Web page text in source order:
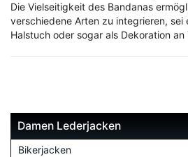
Die Vielseitigkeit des Bandanas
verschiedene Arten zu integrieren, sei
Halstuch oder sogar als Dekoration an
Damen Lederjacken
Bikerjacken